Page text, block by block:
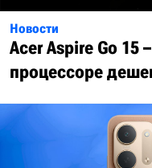
Новости
Acer Aspire Go 15
процессоре